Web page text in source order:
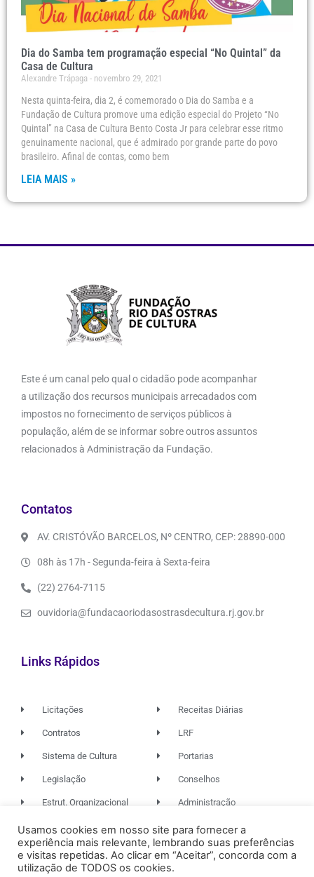
Dia do Samba tem programação especial “No Quintal” da
Casa de Cultura
Alexandre Trápaga novembro 29, 2021
Nesta quinta-feira, dia 2, é comemorado o Dia do Samba e a
Fundação de Cultura promove uma edição especial do Projeto “No
Quintal” na Casa de Cultura Bento Costa Jr para celebrar esse ritmo
genuinamente nacional, que é admirado por grande parte do povo
brasileiro. Afinal de contas, como bem
LEIA MAIS »
Este é um canal pelo qual o cidadão pode acompanhar
a utilização dos recursos municipais arrecadados com
impostos no fornecimento de serviços públicos à
população, além de se informar sobre outros assuntos
relacionados à Administração da Fundação.
Contatos
AV. CRISTÓVÃO BARCELOS, Nº CENTRO, CEP: 28890-000
08h às 17h - Segunda-feira à Sexta-feira
(22) 2764-7115
ouvidoria@fundacaoriodasostrasdecultura.rj.gov.br
Links Rápidos
Licitações
Contratos
Sistema de Cultura
Legislação
Estrut. Organizacional
Receitas Diárias
LRF
Portarias
Conselhos
Administração
© 2026. TODOS OS DIREITOS RESERVADOS.
Usamos cookies em nosso site para fornecer a
experiência mais relevante, lembrando suas preferências
e visitas repetidas. Ao clicar em “Aceitar”, concorda com a
utilização de TODOS os cookies.